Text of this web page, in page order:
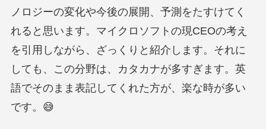
ノロジーの変化や今後の展開、予測をたすけてく
れると思います。マイクロソフトの現CEOの考え
を引用しながら、ざっくりと紹介します。それに
しても、この分野は、カタカナが多すぎます。英
語でそのまま表記してくれた方が、楽な時が多い
です。 😅